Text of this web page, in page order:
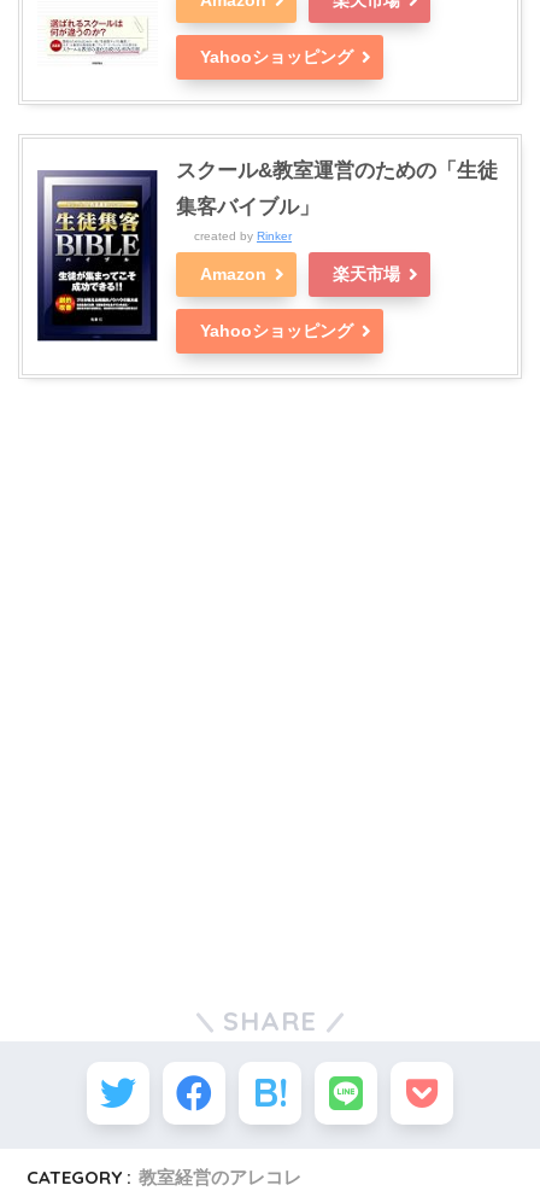
Yahooショッピング
スクール&教室運営のための「生徒
集客バイブル」
created by Rinker
Amazon 楽天市場
Yahooショッピング
SHARE
CATEGORY : 教室経営のアレコレ